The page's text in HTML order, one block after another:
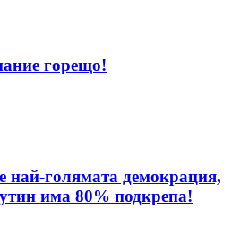
горещо!
най-голямата демокрация,
има 80% подкрепа!